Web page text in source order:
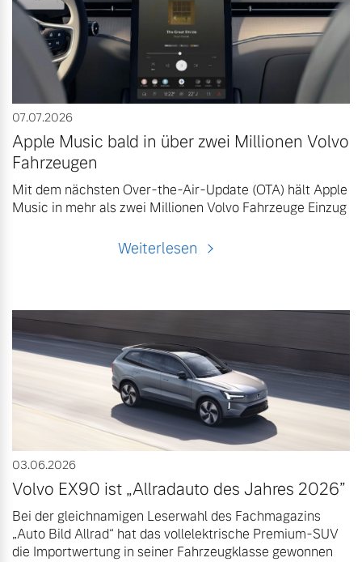
07.07.2026
Apple Music bald in über zwei Millionen Volvo
Fahrzeugen
Mit dem nächsten Over-the-Air-Update (OTA) hält Apple
Music in mehr als zwei Millionen Volvo Fahrzeuge Einzug
Weiterlesen
03.06.2026
Volvo EX90 ist „Allradauto des Jahres 2026”
Bei der gleichnamigen Leserwahl des Fachmagazins
„Auto Bild Allrad“ hat das vollelektrische Premium-SUV
die Importwertung in seiner Fahrzeugklasse gewonnen